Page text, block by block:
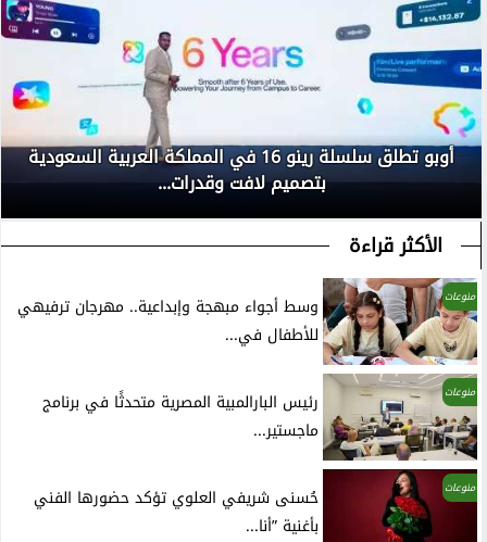
أوبو تطلق سلسلة رينو 16 في المملكة العربية السعودية
بتصميم لافت وقدرات...
الأكثر قراءة
منوعات
وسط أجواء مبهجة وإبداعية.. مهرجان ترفيهي
للأطفال في...
منوعات
رئيس البارالمبية المصرية متحدثًا في برنامج
ماجستير...
منوعات
حُسنى شريفي العلوي تؤكد حضورها الفني
بأغنية ”أنا...